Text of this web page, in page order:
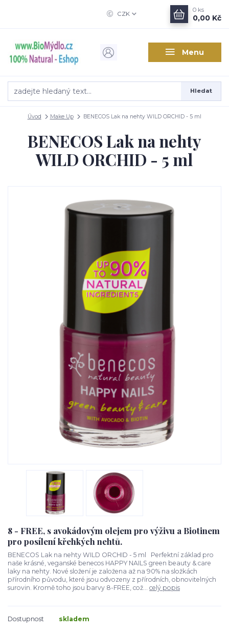
Menu
CZK
Hledat
0 ks
0,00 Kč
Úvod Make Up BENECOS Lak na nehty WILD ORCHID - 5 ml
BENECOS Lak na nehty
WILD ORCHID - 5 ml
8 - FREE, s avokádovým olejem pro výživu a Biotinem
pro posílení křehkých nehtů.
BENECOS Lak na nehty WILD ORCHID - 5 ml Perfektní základ pro
naše krásné, veganské benecos HAPPY NAILS green beauty & care
laky na nehty. Nové složení je založena až na 90% na složkách
přírodního původu, které jsou odvozeny z přírodních, obnovitelných
surovin. Kromě toho jsou barvy 8-FREE, což... celý popis
Dostupnost skladem